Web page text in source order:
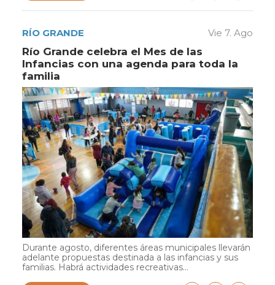
RÍO GRANDE Vie 7. Ago
Río Grande celebra el Mes de las
Infancias con una agenda para toda la
familia
Durante agosto, diferentes áreas municipales llevarán
adelante propuestas destinada a las infancias y sus
familias. Habrá actividades recreativas...